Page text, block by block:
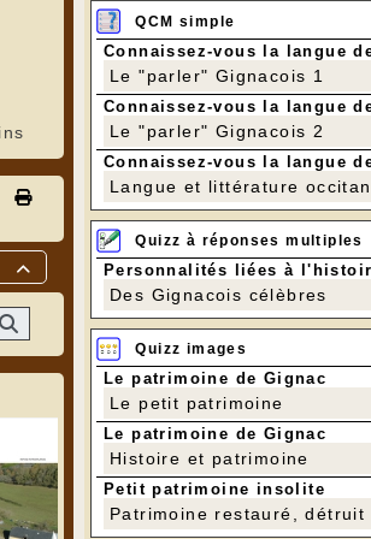

Au menu : 🍽️
- Gaspacho de
balsamique"
Aujourd'hui, nous
Même sans festival,
de l'ambiance qui fait
Si vous avez un
amis ou en famille.
un véritable coup de
Nous savons que
pouvons faire vivre
Merci au fond du cœur
QCM simple
Connaissez-vous la langue
Le "parler" Gignacois 1
Connaissez-vous la langue
Le "parler" Gignacois 2
Connaissez-vous la langue
Langue et littérature
Quizz à réponses multiples
Personnalités liées à
Des Gignacois célèbres
Quizz images
Le patrimoine de Gignac
Le petit patrimoine
Le patrimoine de Gignac
Histoire et patrimoine
Petit patrimoine insolite
Patrimoine restauré, détruit